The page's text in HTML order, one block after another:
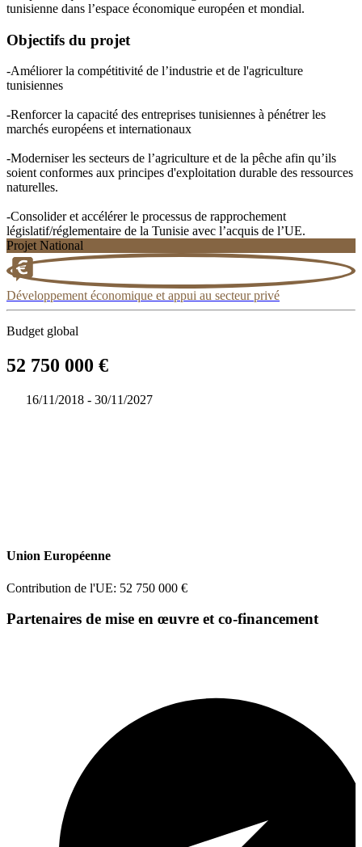
tunisienne dans l’espace économique européen et mondial.
Objectifs du projet
-Améliorer la compétitivité de l’industrie et de l'agriculture
tunisiennes
-Renforcer la capacité des entreprises tunisiennes à pénétrer les
marchés européens et internationaux
-Moderniser les secteurs de l’agriculture et de la pêche afin qu’ils
soient conformes aux principes d'exploitation durable des ressources
naturelles.
-Consolider et accélérer le processus de rapprochement
législatif/réglementaire de la Tunisie avec l’acquis de l’UE.
Projet National
Développement économique et appui au secteur privé
Budget global
52 750 000 €
16/11/2018 - 30/11/2027
Union Européenne
Contribution de l'UE: 52 750 000 €
Partenaires de mise en œuvre et co-financement